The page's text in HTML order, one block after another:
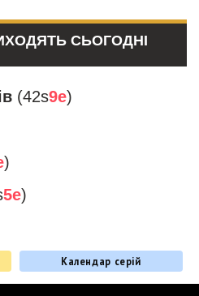
СЬОГОДНІ
(42s9e)
)
5e)
Календар серій